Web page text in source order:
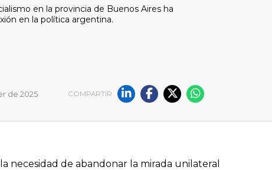
en la provincia de Buenos Aires ha
en la política argentina.
de 2025 COMPARTIR
necesidad de abandonar la mirada unilateral